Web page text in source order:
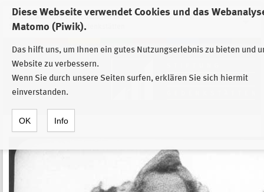
Diese Webseite verwendet Cookies und das
Matomo (Piwik).
Das hilft uns, um Ihnen ein gutes Nutzungserlebnis zu bieten und
Website zu verbessern.
Wenn Sie durch unsere Seiten surfen, erklären Sie sich hiermit
einverstanden.
OK Info
Zur Auswahl der Einrichtungen der
Stiftung Sächsische Gedenkstätten